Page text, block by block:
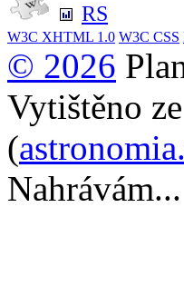
RS
W3C XHTML 1.0 W3C CSS
© 2026
Vytištěno
(
Nahrávám...